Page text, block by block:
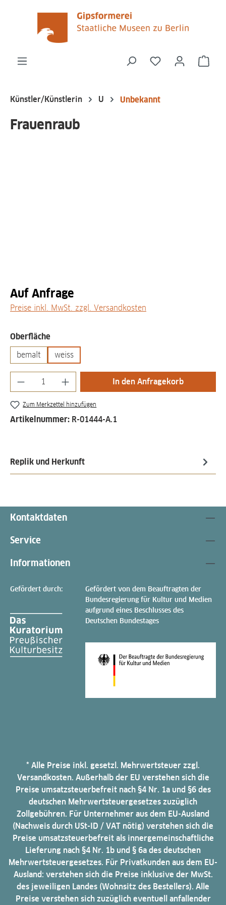
springen
Du hast 0
Künstler/Künstlerin U Unbekannt
Frauenraub
Auf Anfrage
Preise inkl. MwSt. zzgl. Versandkosten
Oberflächeauswählen
bemalt weiss
Produkt Anzahl: Gib den gewünschten
In den Anfragekorb
Zum Merkzettel hinzufügen
Artikelnummer: R-01444-A.1
Replik und Herkunft
Kontaktdaten
Service
Informationen
Gefördert durch:
Gefördert von dem Beauftragten der
Bundesregierung für Kultur und Medien
aufgrund eines Beschlusses des
Deutschen Bundestages
* Alle Preise inkl. gesetzl. Mehrwertsteuer zzgl.
Versandkosten. Außerhalb der EU verstehen sich die
Preise umsatzsteuerbefreit nach §4 Nr. 1a und §6 des
deutschen Mehrwertsteuergesetzes zuzüglich
Zollgebühren. Für Unternehmer aus dem EU-Ausland
(Nachweis durch USt-ID / VAT nötig) verstehen sich die
Preise umsatzsteuerbefreit als innergemeinschaftliche
Lieferung nach §4 Nr. 1b und § 6a des deutschen
Mehrwertsteuergesetzes. Für Privatkunden aus dem EU-
Ausland: verstehen sich die Preise inklusive der MwSt.
des jeweiligen Landes (Wohnsitz des Bestellers). Alle
Preise verstehen sich zuzüglich eventuell anfallender